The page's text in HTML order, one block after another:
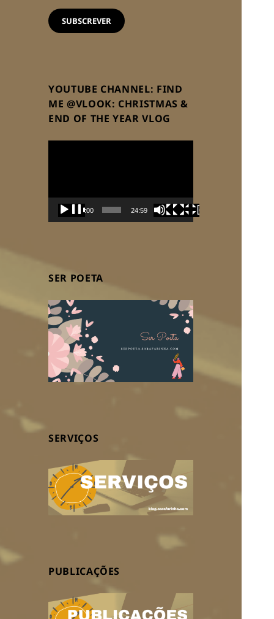
email
SUBSCREVER
YOUTUBE CHANNEL: FIND
ME @VLOOK: CHRISTMAS &
END OF THE YEAR VLOG
00:00 24:59
SER POETA
SERVIÇOS
PUBLICAÇÕES